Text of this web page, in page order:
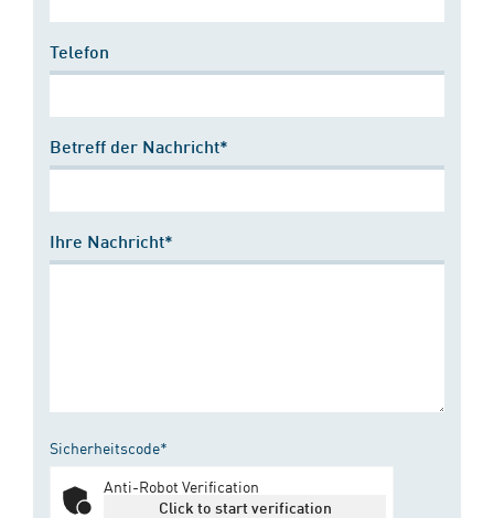
Telefon
Betreff der Nachricht*
Ihre Nachricht*
Sicherheitscode*
Anti-Robot Verification
Click to start verification